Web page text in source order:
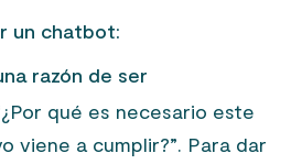
un chatbot:
razón de ser
qué es necesario este
viene a cumplir?”. Para dar